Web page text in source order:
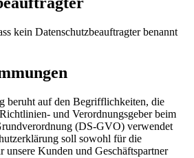
kein Datenschutzbeauftragter benannt
beruht auf den Begrifflichkeiten, die
und Verordnungsgeber beim
(DS-GVO) verwendet
soll sowohl für die
Kunden und Geschäftspartner